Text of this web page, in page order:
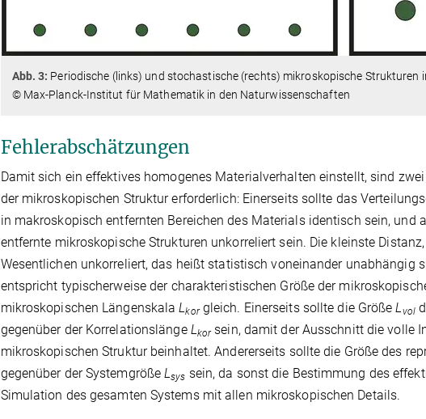
Abb. 3: Periodische (links) und stochastische (rechts) mikroskopische Strukturen
© Max-Planck-Institut für Mathematik in den Naturwissenschaften
Fehlerabschätzungen
Damit sich ein effektives homogenes Materialverhalten einstellt, sind
der mikroskopischen Struktur erforderlich: Einerseits sollte das
in makroskopisch entfernten Bereichen des Materials identisch sein, und
entfernte mikroskopische Strukturen unkorreliert sein. Die kleinste
Wesentlichen unkorreliert, das heißt statistisch voneinander unabhängig
entspricht typischerweise der charakteristischen Größe der
mikroskopischen LängenskalaLkorgleich. Einerseits sollte die GrößeLvol
gegenüber der Korrelationslänge Lkorsein, damit der Ausschnitt die volle
mikroskopischen Struktur beinhaltet. Andererseits sollte die Größe des
gegenüber der SystemgrößeLsys sein, da sonst die Bestimmung des
Simulation des gesamten Systems mit allen mikroskopischen Details.